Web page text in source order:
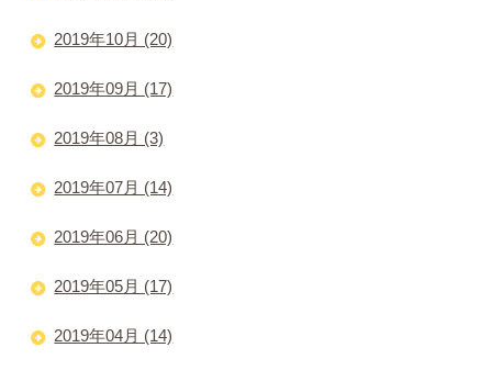
2019年10月 (20)
2019年09月 (17)
2019年08月 (3)
2019年07月 (14)
2019年06月 (20)
2019年05月 (17)
2019年04月 (14)